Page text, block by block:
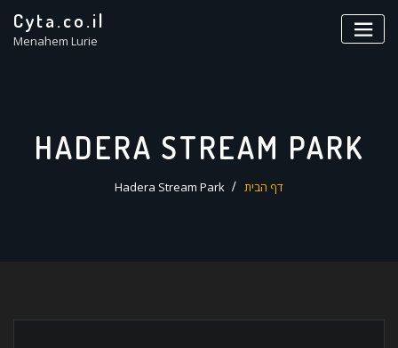
Cyta.co.il
Menahem Lurie
HADERA STREAM PARK
דף הבית Hadera Stream Park